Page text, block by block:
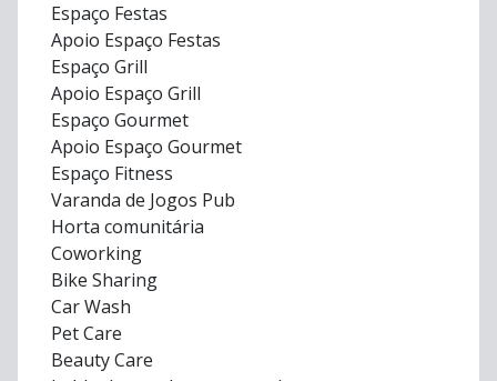
Espaço Festas
Apoio Espaço Festas
Espaço Grill
Apoio Espaço Grill
Espaço Gourmet
Apoio Espaço Gourmet
Espaço Fitness
Varanda de Jogos Pub
Horta comunitária
Coworking
Bike Sharing
Car Wash
Pet Care
Beauty Care